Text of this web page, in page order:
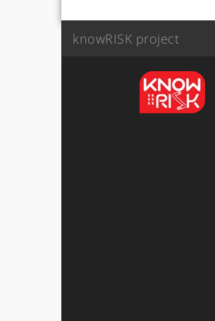
knowRISK project